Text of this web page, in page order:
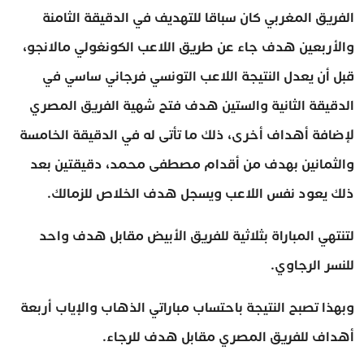
الفريق المغربي كان سباقا للتهديف في الدقيقة الثامنة
والأربعين هدف جاء عن طريق اللاعب الكونغولي مالانجو،
قبل أن يعدل النتيجة اللاعب التونسي فرجاني ساسي في
الدقيقة الثانية والستين هدف فتح شهية الفريق المصري
لإضافة أهداف أخرى، ذلك ما تأتى له في الدقيقة الخامسة
والثمانين بهدف من أقدام مصطفى محمد، دقيقتين بعد
ذلك يعود نفس اللاعب ويسجل هدف الخلاص للزمالك.
لتنتهي المباراة بثلاثية للفريق الأبيض مقابل هدف واحد
للنسر الرجاوي.
وبهذا تصبح النتيجة باحتساب مباراتي الذهاب والإياب أربعة
أهداف للفريق المصري مقابل هدف للرجاء.